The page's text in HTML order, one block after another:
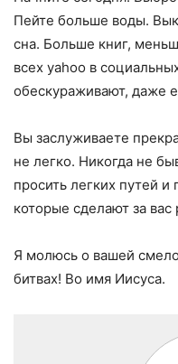
Пейте больше воды.
сна. Больше книг,
всех yahoo в
обескураживают, даже
Вы заслуживаете
не легко. Никогда не
просить легких путей и
которые сделают за вас
Я молюсь о вашей
битвах! Во имя Иисуса.